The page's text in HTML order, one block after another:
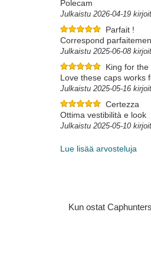
Polecam
Julkaistu 2026-04-19
Parfait !
Correspond
Julkaistu 2025-06-08
King for the
Love these caps works
Julkaistu 2025-05-16
Certezza
Ottima vestibilità e look
Julkaistu 2025-05-10
Lue lisää arvosteluja
Kun ostat